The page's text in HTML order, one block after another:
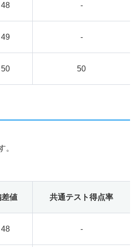
48 -
49 -
50 50
。
差値 共通テスト得点率
48 -